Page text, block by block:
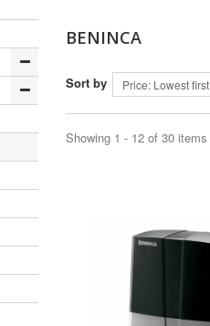
BENINCA
Sort by Price: Lowest first
Showing 1 - 12 of 30 items